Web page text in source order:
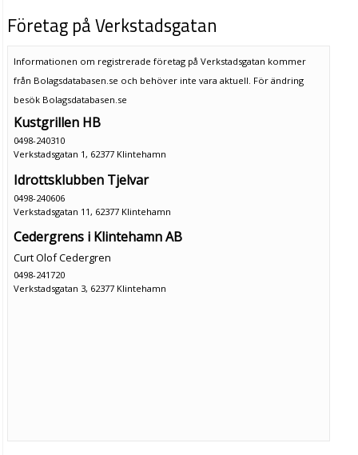
Företag på Verkstadsgatan
Informationen om registrerade företag på Verkstadsgatan kommer
från Bolagsdatabasen.se och behöver inte vara aktuell. För ändring
besök Bolagsdatabasen.se
Kustgrillen HB
0498-240310
Verkstadsgatan 1, 62377 Klintehamn
Idrottsklubben Tjelvar
0498-240606
Verkstadsgatan 11, 62377 Klintehamn
Cedergrens i Klintehamn AB
Curt Olof Cedergren
0498-241720
Verkstadsgatan 3, 62377 Klintehamn